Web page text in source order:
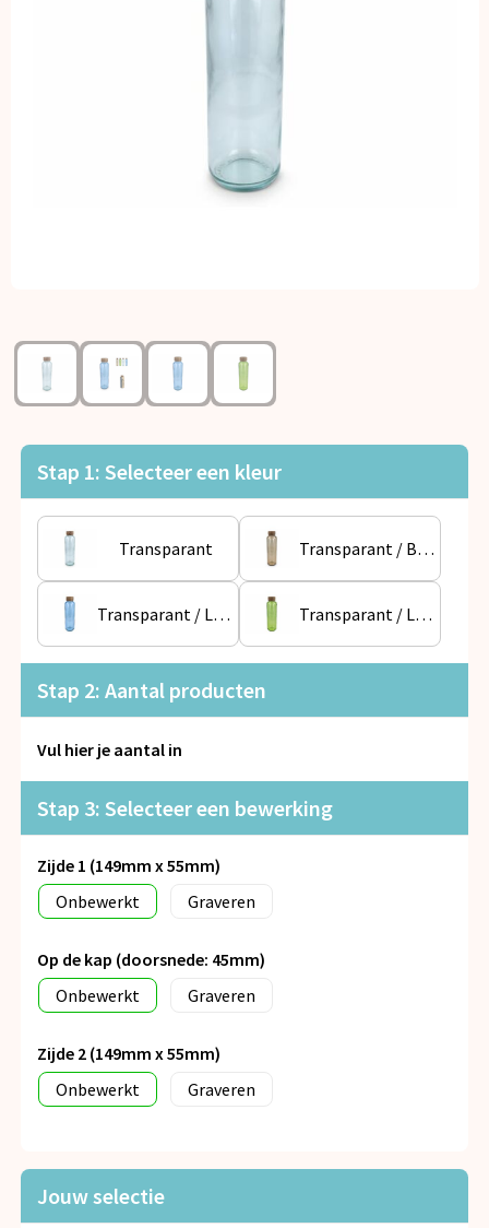
Kinderen, Peuters en Baby's
Klokken, horloges en weerstations
Lampen en Gereedschap
Reisbenodigdheden
Schrijfwaren
Sleutelhangers en Lanyards
Snoepgoed
Spellen voor binnen en buiten
Veiligheid, Auto en Fiets
Vrije tijd en Strand
Anti-stress
Stap 1: Selecteer een kleur
Transparant Transparant / Bruin
Transparant / Lichtblauw Transparant / Lichtgroen
Stap 2: Aantal producten
Vul hier je aantal in
Stap 3: Selecteer een bewerking
Zijde 1 (149mm x 55mm)
Onbewerkt
Graveren
Op de kap (doorsnede: 45mm)
Onbewerkt
Graveren
Zijde 2 (149mm x 55mm)
Onbewerkt
Graveren
Jouw selectie